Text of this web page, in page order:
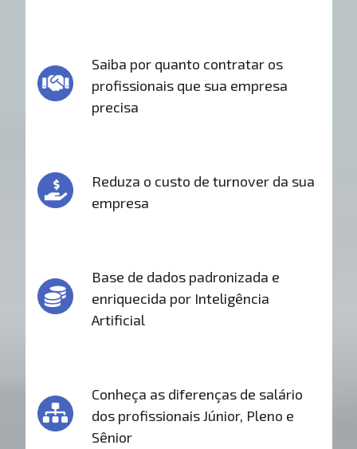
Saiba por quanto contratar os
profissionais que sua empresa
precisa
Reduza o custo de turnover da sua
empresa
Base de dados padronizada e
enriquecida por Inteligência
Artificial
Conheça as diferenças de salário
dos profissionais Júnior, Pleno e
Sênior